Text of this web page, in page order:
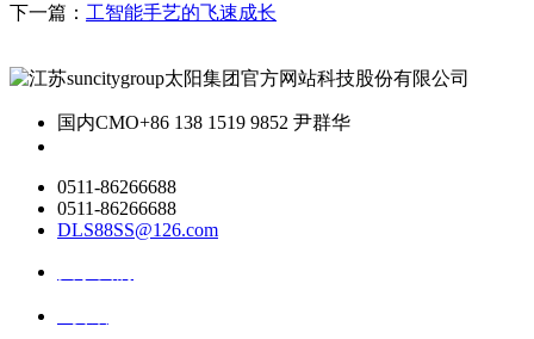
下一篇： 工智能手艺的飞速成长
国内CMO+86 138 1519 9852 尹群华
0511-86266688
0511-86266688
DLS88SS@126.com